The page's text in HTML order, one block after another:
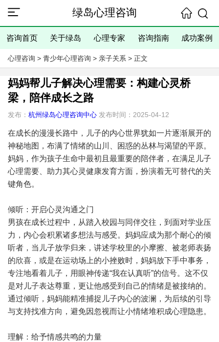
绿岛心理咨询
咨询首页 关于绿岛 心理专家 咨询指南 成功案例
心理咨询 > 青少年心理咨询 > 亲子关系 > 正文
妈妈帮儿子解决心理需要：构建心灵桥
梁，陪伴成长之路
发布： 杭州绿岛心理咨询中心发布时间：2025-04-12
在成长的漫漫长路中，儿子的内心世界犹如一片逐渐展开的
神秘地图，布满了情绪的山川、困惑的丛林与渴望的平原。
妈妈，作为孩子生命中最初且最重要的陪伴者，在满足儿子
心理需要、助力其心灵健康发育方面，扮演着无可替代的关
键角色。
倾听：开启心灵沟通之门
男孩在成长过程中，从踏入校园与同伴交往，到面对学业压
力，内心会积累诸多想法与感受。妈妈应成为那个耐心的倾
听者，当儿子放学归来，讲述学校里的小摩擦、被老师表扬
的欣喜，或是在运动场上的小挫败时，妈妈放下手中事务，
专注地看着儿子，用眼神传递“我在认真听”的信号。这不仅
是对儿子表达尊重，更让他感受到自己的情绪是被接纳的。
通过倾听，妈妈能精准捕捉儿子内心的波澜，为后续的引导
与支持找准方向，避免因忽视而让小情绪堆积成心理隐患。
理解：给予情感共鸣的力量